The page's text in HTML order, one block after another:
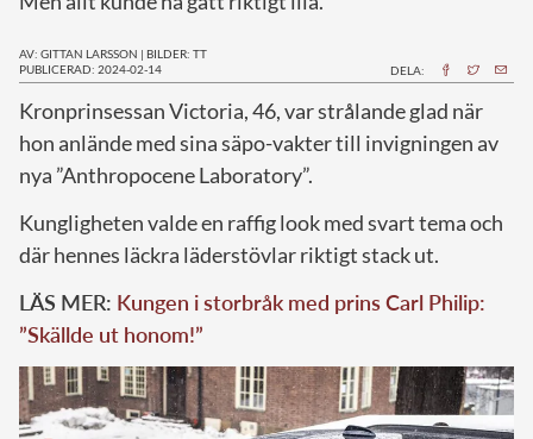
AV: GITTAN LARSSON | BILDER: TT
PUBLICERAD: 2024-02-14
DELA:
Kronprinsessan Victoria, 46, var strålande glad när
hon anlände med sina säpo-vakter till invigningen av
nya ”Anthropocene Laboratory”.
Kungligheten valde en raffig look med svart tema och
där hennes läckra läderstövlar riktigt stack ut.
LÄS MER: Kungen i storbråk med prins Carl Philip:
”Skällde ut honom!”